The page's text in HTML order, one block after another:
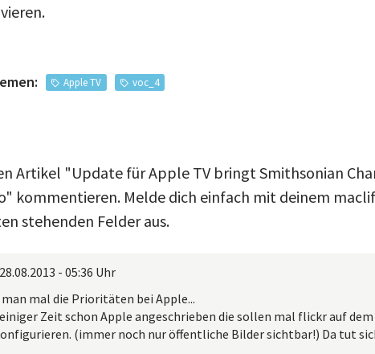
Apple TV voc_4
Artikel "Update für Apple TV bringt Smithsonian
kommentieren. Melde dich einfach mit deinem
stehenden Felder aus.
28.08.2013 - 05:36 Uhr
mal die Prioritäten bei Apple...
Zeit schon Apple angeschrieben die sollen mal flickr auf
(immer noch nur öffentliche Bilder sichtbar!) Da tut